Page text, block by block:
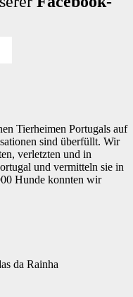
Tierheimen Portugals auf
sind überfüllt. Wir
verletzten und in
und vermitteln sie in
Hunde konnten wir
da Rainha